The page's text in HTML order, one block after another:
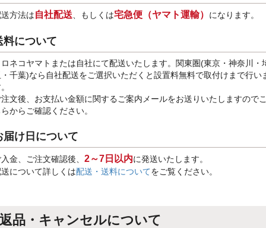
方法は自社配送、もしくは宅急便（ヤマト運輸） になります。
料について
ネコヤマトまたは自社にて配送いたします。関東圏(東京・神奈川・
千葉)なら自社配送をご選択いただくと設置料無料で取付けまで行い
文後、お支払い金額に関するご案内メールをお送りいたしますので
からご確認ください。
届け日について
金、ご注文確認後、 2～7日以内に発送いたします。
について詳しくは配送・送料についてをご覧ください。
返品・キャンセルについて